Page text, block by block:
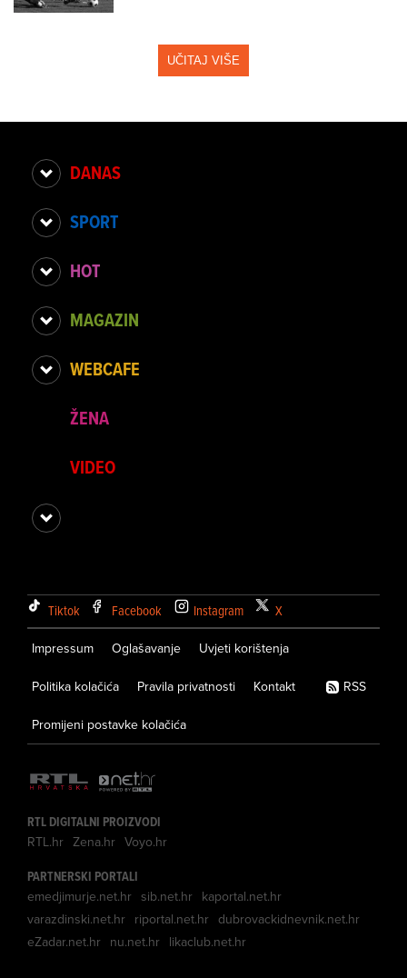
UČITAJ VIŠE
DANAS
SPORT
HOT
MAGAZIN
WEBCAFE
ŽENA
VIDEO
Tiktok Facebook Instagram X
Impressum Oglašavanje Uvjeti korištenja
Politika kolačića Pravila privatnosti Kontakt
Promijeni postavke kolačića
RSS
RTL DIGITALNI PROIZVODI
RTL.hr Zena.hr Voyo.hr
PARTNERSKI PORTALI
emedjimurje.net.hr sib.net.hr kaportal.net.hr
varazdinski.net.hr riportal.net.hr dubrovackidnevnik.net.hr
eZadar.net.hr nu.net.hr likaclub.net.hr